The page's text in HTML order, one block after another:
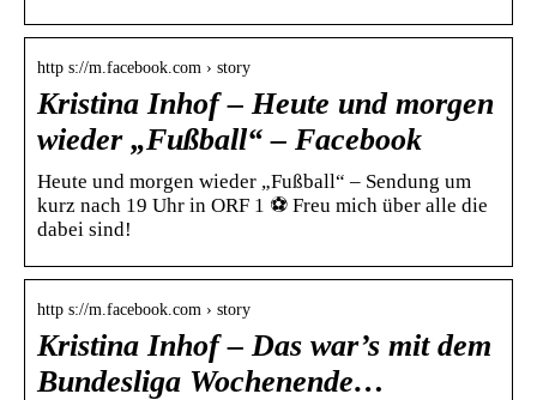
http s://m.facebook.com › story
Kristina Inhof – Heute und morgen
wieder „Fußball“ – Facebook
Heute und morgen wieder „Fußball“ – Sendung um
kurz nach 19 Uhr in ORF 1 ⚽️ Freu mich über alle die
dabei sind!
http s://m.facebook.com › story
Kristina Inhof – Das war’s mit dem
Bundesliga Wochenende…